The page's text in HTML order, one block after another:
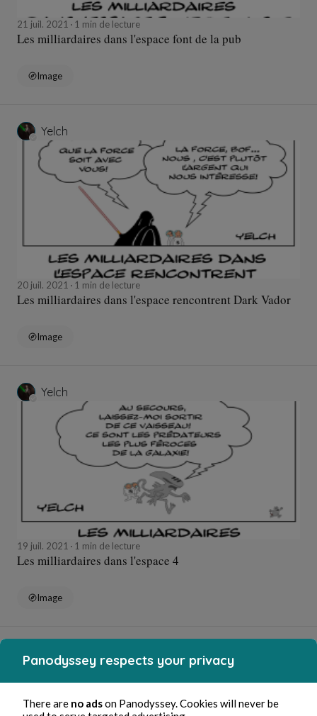
21 juil. 2021 1 min de lecture
Les milliardaires dans l'espace font de la pub
Image
Yelch
20 juil. 2021 1 min de lecture
Les milliardaires dans l'espace rencontrent Dark Vador
Image
Yelch
19 juil. 2021 1 min de lecture
Les milliardaires dans l'espace 4
Image
Yelch
Panodyssey respects your privacy
There are no adson Panodyssey. Cookies will never be